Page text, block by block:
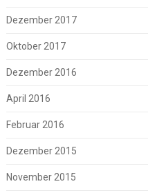
Dezember 2017
Oktober 2017
Dezember 2016
April 2016
Februar 2016
Dezember 2015
November 2015